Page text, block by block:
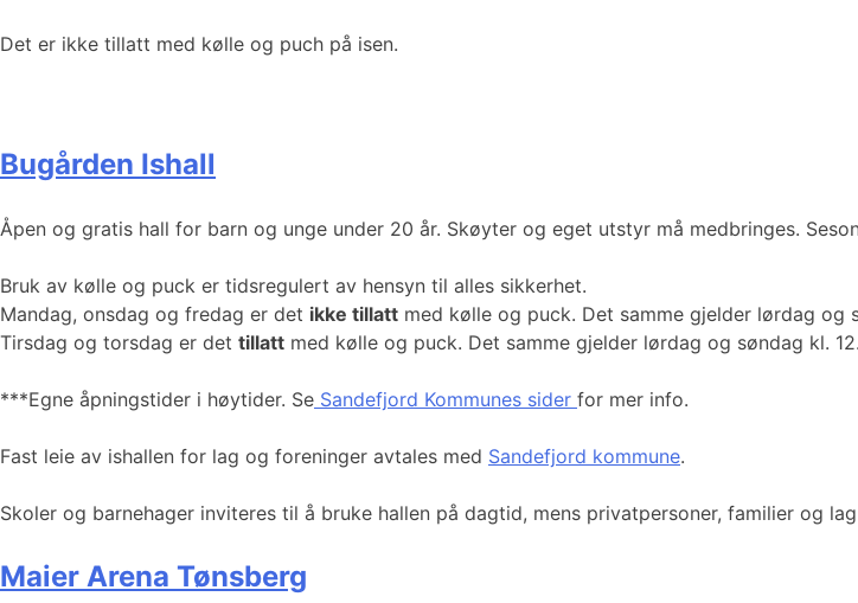
Det er ikke tillatt med kølle og puch på isen.
Bugården Ishall
Åpen og gratis hall for barn og unge under 20 år. Skøyter og eget utstyr må medbringes.
Bruk av kølle og puck er tidsregulert av hensyn til alles sikkerhet.
Mandag, onsdag og fredag er det ikke tillatt med kølle og puck. Det samme gjelder lørdag og
Tirsdag og torsdag er det tillatt med kølle og puck. Det samme gjelder lørdag og søndag kl.
***Egne åpningstider i høytider. Se Sandefjord Kommunes sider for mer info.
Fast leie av ishallen for lag og foreninger avtales med Sandefjord kommune.
Skoler og barnehager inviteres til å bruke hallen på dagtid, mens privatpersoner, familier og
Maier Arena Tønsberg